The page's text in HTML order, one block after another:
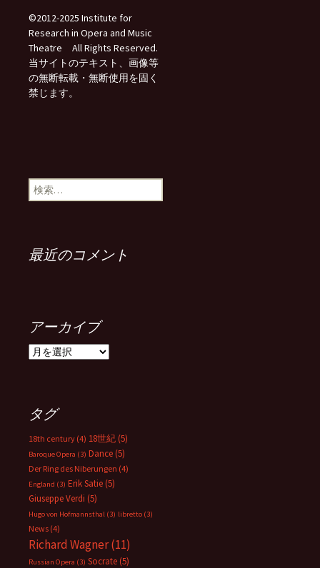
©2012-2025 Institute for
Research in Opera and Music
Theatre All Rights Reserved.
当サイトのテキスト、画像等
の無断転載・無断使用を固く
禁じます。
検
索:
最近のコメント
アーカイブ
ア
ブ
タグ
18th century (4) 18世紀 (5)
Baroque Opera (3) Dance (5)
Der Ring des Niberungen (4)
England (3) Erik Satie (5)
Giuseppe Verdi (5)
Hugo von Hofmannsthal (3) libretto (3)
News (4)
Richard Wagner(11)
Russian Opera (3) Socrate (5)